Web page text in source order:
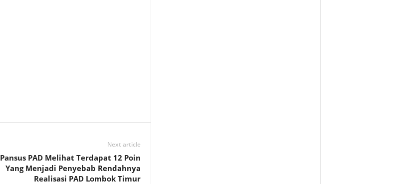
Next article
Pansus PAD Melihat Terdapat 12 Poin
Yang Menjadi Penyebab Rendahnya
Realisasi PAD Lombok Timur